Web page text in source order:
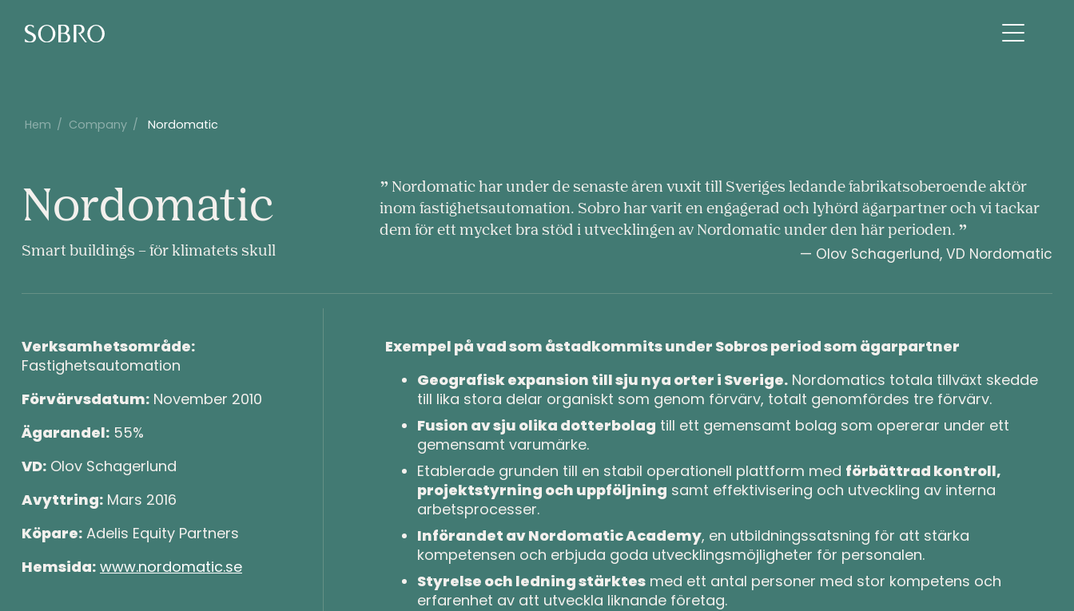
Hem / Company / Nordomatic
Nordomatic Nordomatic
Smart buildings – för klimatets skull
Nordomatic har under de senaste åren vuxit till Sveriges ledande fabrikatsoberoende aktör
inom fastighetsautomation. Sobro har varit en engagerad och lyhörd ägarpartner och vi tackar
dem för ett mycket bra stöd i utvecklingen av Nordomatic under den här perioden.
— Olov Schagerlund, VD Nordomatic
Verksamhetsområde:
Fastighetsautomation
Förvärvsdatum: November 2010
Ägarandel: 55%
VD: Olov Schagerlund
Avyttring: Mars 2016
Köpare: Adelis Equity Partners
Hemsida: www.nordomatic.se
Exempel på vad som åstadkommits under Sobros period som ägarpartner
Geografisk expansion till sju nya orter i Sverige.Nordomatics totala tillväxt skedde
till lika stora delar organiskt som genom förvärv, totalt genomfördes tre förvärv.
Fusion av sju olika dotterbolag till ett gemensamt bolag som opererar under ett
gemensamt varumärke.
Etablerade grunden till en stabil operationell plattform med förbättrad kontroll,
projektstyrning och uppföljning samt effektivisering och utveckling av interna
arbetsprocesser.
Införandet av Nordomatic Academy, en utbildningssatsning för att stärka
kompetensen och erbjuda goda utvecklingsmöjligheter för personalen.
Styrelse och ledning stärktesmed ett antal personer med stor kompetens och
erfarenhet av att utveckla liknande företag.